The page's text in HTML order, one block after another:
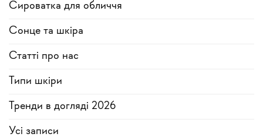
Сироватка для обличчя
Сонце та шкіра
Статті про нас
Типи шкіри
Тренди в догляді 2026
Усi записи